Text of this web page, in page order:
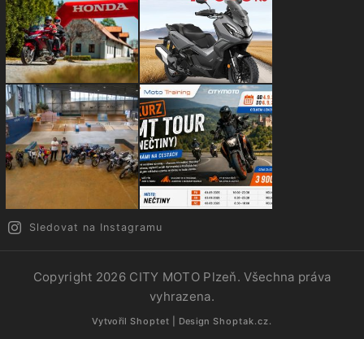
Sledovat na Instagramu
Copyright 2026 CITY MOTO Plzeň. Všechna práva
vyhrazena.
Vytvořil Shoptet | Design Shoptak.cz.